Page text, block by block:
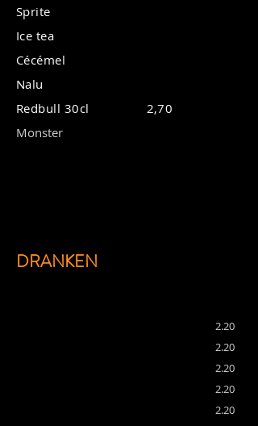
Sprite
Ice tea
Cécémel
Nalu
Redbull 30cl 2,70
​Monster
DRANKEN
2.20
2.20
2.20
2.20
2.20